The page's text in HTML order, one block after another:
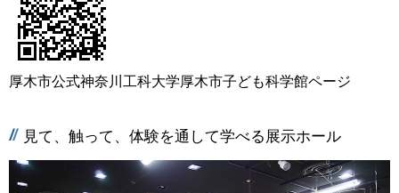
厚木市公式神奈川工科大学厚木市子ども科学館ページ
見て、触って、体験を通して学べる展示ホール